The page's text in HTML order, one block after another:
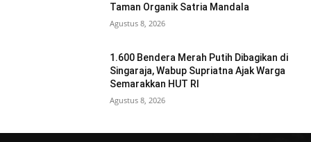
Taman Organik Satria Mandala
Agustus 8, 2026
1.600 Bendera Merah Putih Dibagikan di
Singaraja, Wabup Supriatna Ajak Warga
Semarakkan HUT RI
Agustus 8, 2026